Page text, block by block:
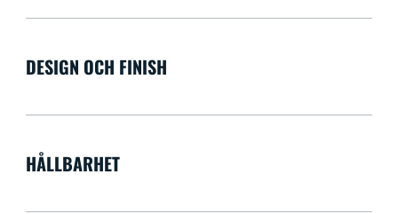
DESIGN OCH FINISH
HÅLLBARHET